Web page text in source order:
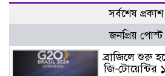
সর্বশেষ প্রকাশ
জনপ্রিয় পোস্ট
ব্রাজিলে শুরু
জি-টোয়েন্টির